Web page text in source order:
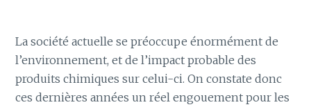
La société actuelle se préoccupe énormément de
l’environnement, et de l’impact probable des
produits chimiques sur celui-ci. On constate donc
ces dernières années un réel engouement pour les